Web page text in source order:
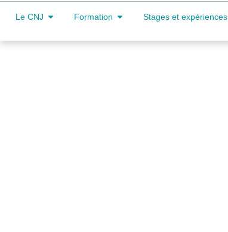
Le CNJ Formation Stages et expériences